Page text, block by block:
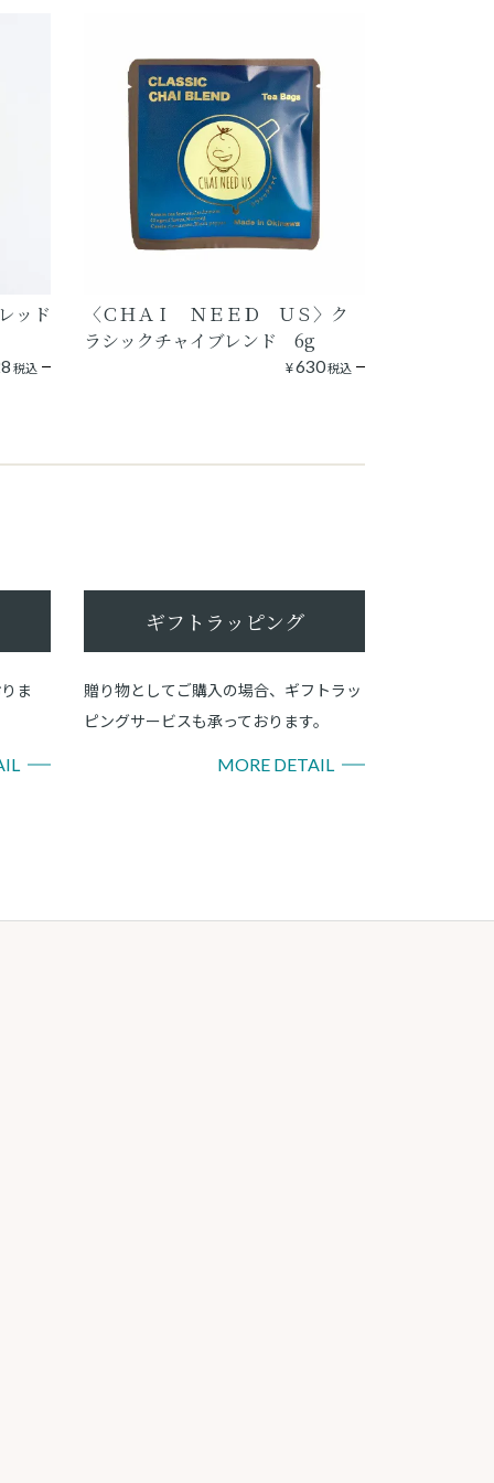
ッド
税込
〈ＣＨＡＩ ＮＥＥＤ ＵＳ〉ク
ラシックチャイブレンド 6g
¥630税込
ま
ギフトラッピング
贈り物としてご購入の場合、ギフトラッ
ピングサービスも承っております。
MORE DETAIL